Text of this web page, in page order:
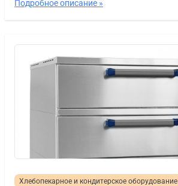
Подробное описание »
Хлебопекарное и кондитерское оборудование